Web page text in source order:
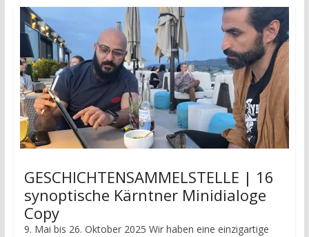
GESCHICHTENSAMMELSTELLE | 16
synoptische Kärntner Minidialoge
Copy
9. Mai bis 26. Oktober 2025 Wir haben eine einzigartige